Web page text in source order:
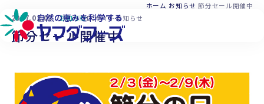
本文へ移動 ホーム お知らせ 節分セール開催中
2017.02.03 お知らせECサイトお知らせ
節分セール開催中